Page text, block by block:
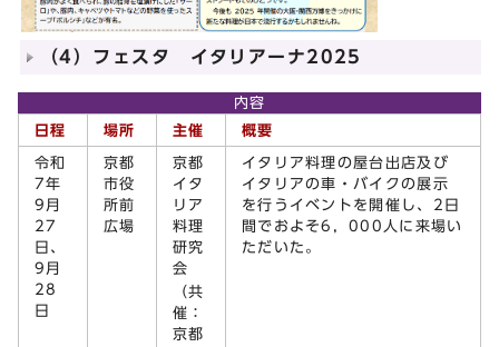
（4）フェスタ イタリアーナ2025
内容
日程
場所 主催 概要
令和
7年
9月
27
日、
9月
28
日
京都
市役
所前
広場
京都
イタ
リア
料理
研究
会
（共
催：
京都
イタリア料理の屋台出店及び
イタリアの車・バイクの展示
を行うイベントを開催し、2日
間でおよそ6，000人に来場い
ただいた。